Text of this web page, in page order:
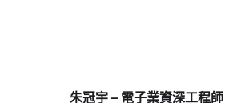
朱冠宇 – 電子業資深工程師